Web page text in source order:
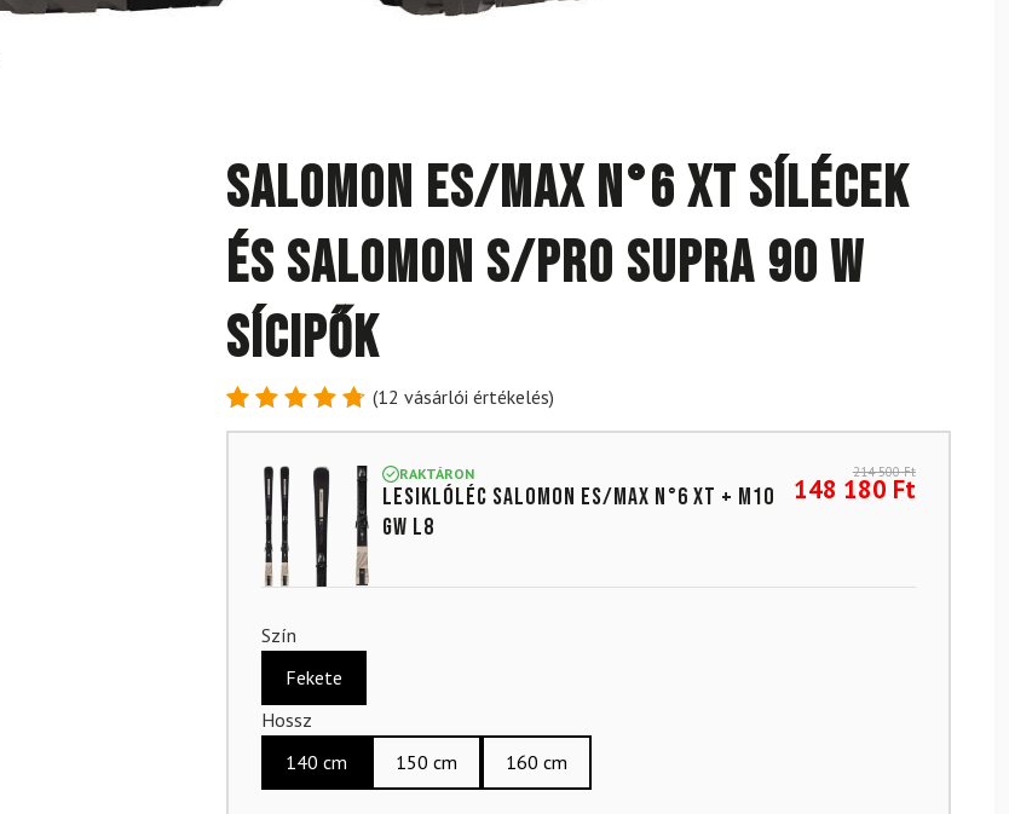
SALOMON ES/MAX N°6 XT sílécek
és SALOMON S/Pro Supra 90 W
sícipők
Értékelés
5-ből,
12
értékelés
alapján
(12 vásárlói értékelés)
RAKTÁRON
Lesiklóléc SALOMON ES/MAX N°6 XT + M10
GW L8
214 500Ft
148 180 Ft
Szín
Fekete
Hossz
140 cm
150 cm 160 cm